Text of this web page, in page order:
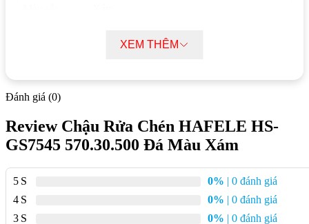
Đá nhân tạo Cristalite® plus (80% thạch
anh, 15% acrylic, 5% khác)
Xuất xứ Đức
Độ sâu chậu
Độ dày chậu 1.2 mm
750D x 456R mm
Kích thước
bồn
XEM THÊM
Đánh giá (0)
Review Chậu Rửa Chén HAFELE HS-
GS7545 570.30.500 Đá Màu Xám
5 0% | 0 đánh giá
4
0% | 0 đánh giá
3
0% | 0 đánh giá